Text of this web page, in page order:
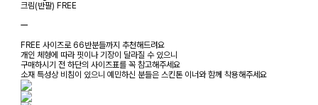
크림(반팔) FREE
ㅡ
FREE 사이즈로 66반분들까지 추천해드려요
개인 체형에 따라 핏이나 기장이 달라질 수 있으니
구매하시기 전 하단의 사이즈표를 꼭 참고해주세요
소재 특성상 비침이 있으니 예민하신 분들은 스킨톤 이너와 함께 착용해주세요